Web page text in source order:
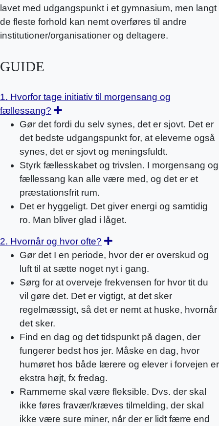
lavet med udgangspunkt i et gymnasium, men langt
de fleste forhold kan nemt overføres til andre
institutioner/organisationer og deltagere.
GUIDE
1. Hvorfor tage initiativ til morgensang og
fællessang?
Expand
Gør det fordi du selv synes, det er sjovt. Det er
det bedste udgangspunkt for, at eleverne også
synes, det er sjovt og meningsfuldt.
Styrk fællesskabet og trivslen. I morgensang og
fællessang kan alle være med, og det er et
præstationsfrit rum.
Det er hyggeligt. Det giver energi og samtidig
ro. Man bliver glad i låget.
2. Hvornår og hvor ofte? Expand
Gør det I en periode, hvor der er overskud og
luft til at sætte noget nyt i gang.
Sørg for at overveje frekvensen for hvor tit du
vil gøre det. Det er vigtigt, at det sker
regelmæssigt, så det er nemt at huske, hvornår
det sker.
Find en dag og det tidspunkt på dagen, der
fungerer bedst hos jer. Måske en dag, hvor
humøret hos både lærere og elever i forvejen er
ekstra højt, fx fredag.
Rammerne skal være fleksible. Dvs. der skal
ikke føres fravær/kræves tilmelding, der skal
ikke være sure miner, når der er lidt færre end